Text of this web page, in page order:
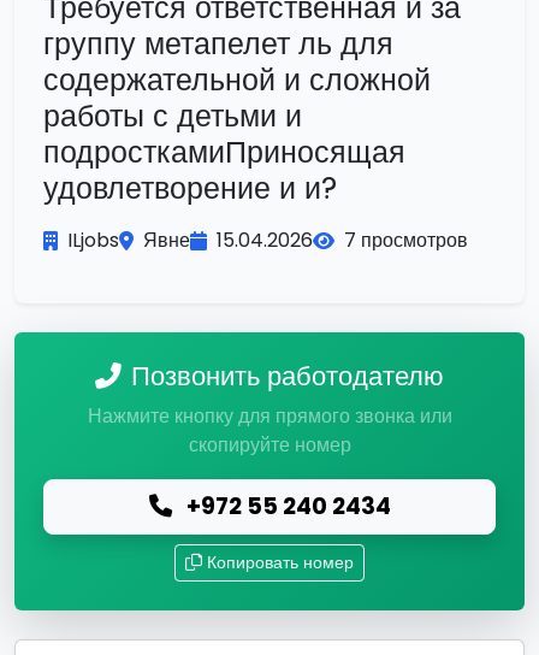
группу метапелет ль для
содержательной и сложной
работы с детьми и
подросткамиПриносящая
удовлетворение и и?
ILjobs Явне 15.04.2026 7 просмотров
Позвонить работодателю
Нажмите кнопку для прямого звонка или
скопируйте номер
+972 55 240 2434
Копировать номер